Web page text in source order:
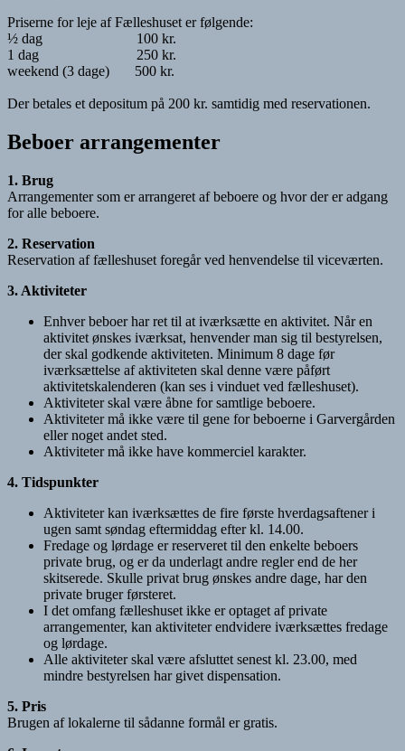
Priserne for leje af Fælleshuset er følgende:
½ dag 100 kr.
1 dag 250 kr.
weekend (3 dage) 500 kr.
Der betales et depositum på 200 kr. samtidig med reservationen.
Beboer arrangementer
1. Brug
Arrangementer som er arrangeret af beboere og hvor der er adgang
for alle beboere.
2. Reservation
Reservation af fælleshuset foregår ved henvendelse til viceværten.
3. Aktiviteter
Enhver beboer har ret til at iværksætte en aktivitet. Når en
aktivitet ønskes iværksat, henvender man sig til bestyrelsen,
der skal godkende aktiviteten. Minimum 8 dage før
iværksættelse af aktiviteten skal denne være påført
aktivitetskalenderen (kan ses i vinduet ved fælleshuset).
Aktiviteter skal være åbne for samtlige beboere.
Aktiviteter må ikke være til gene for beboerne i Garvergården
eller noget andet sted.
Aktiviteter må ikke have kommerciel karakter.
4. Tidspunkter
Aktiviteter kan iværksættes de fire første hverdagsaftener i
ugen samt søndag eftermiddag efter kl. 14.00.
Fredage og lørdage er reserveret til den enkelte beboers
private brug, og er da underlagt andre regler end de her
skitserede. Skulle privat brug ønskes andre dage, har den
private bruger førsteret.
I det omfang fælleshuset ikke er optaget af private
arrangementer, kan aktiviteter endvidere iværksættes fredage
og lørdage.
Alle aktiviteter skal være afsluttet senest kl. 23.00, med
mindre bestyrelsen har givet dispensation.
5. Pris
Brugen af lokalerne til sådanne formål er gratis.